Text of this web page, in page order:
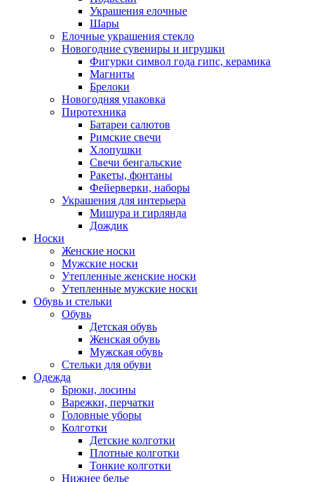
Украшения елочные
Шары
Елочные украшения стекло
Новогодние сувениры и игрушки
Фигурки символ года гипс, керамика
Магниты
Брелоки
Новогодняя упаковка
Пиротехника
Батареи салютов
Римские свечи
Хлопушки
Свечи бенгальские
Ракеты, фонтаны
Фейерверки, наборы
Украшения для интерьера
Мишура и гирлянда
Дождик
Носки
Женские носки
Мужские носки
Утепленные женские носки
Утепленные мужские носки
Обувь и стельки
Обувь
Детская обувь
Женская обувь
Мужская обувь
Стельки для обуви
Одежда
Брюки, лосины
Варежки, перчатки
Головные уборы
Колготки
Детские колготки
Плотные колготки
Тонкие колготки
Нижнее белье